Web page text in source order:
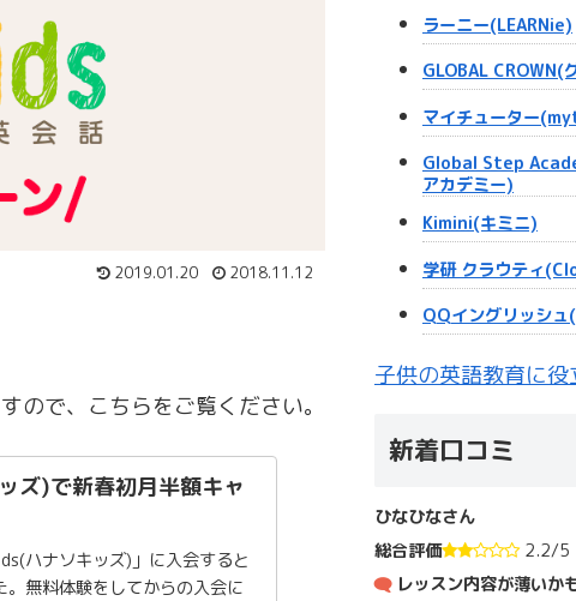
2019.01.20 2018.11.12
で、こちらをご覧ください。
ズ)で新春初月半額キャ
ハナソキッズ)」に入会すると
無料体験をしてからの入会に
ラーニー(LEARNie)
GLOBAL CROWN(
マイチューター
Global Step
アカデミー)
Kimini(キミニ)
学研 クラウティ
QQイングリッシ
子供の英語教育に
新着口コミ
ひなひなさん
総合評価
2.2/5
レッスン内容が薄いか